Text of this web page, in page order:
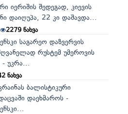
იერიშის შედეგად, კიევის
დაიღუპა, 22 კი დაშავდა...
2279ნახვა
საგარეო დაზვერვის
რუსტემ უმეროვის
- უკრა...
ნახვა
ბალისტიკური
დაეხმაროს -